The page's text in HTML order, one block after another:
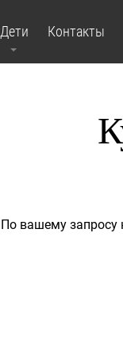
Дети Контакты
По вашему запросу